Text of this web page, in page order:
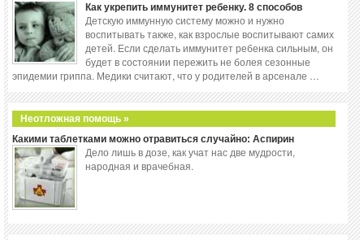
Как укрепить иммунитет ребенку. 8 способов
Детскую иммунную систему можно и нужно
воспитывать также, как взрослые воспитывают самих
детей. Если сделать иммунитет ребенка сильным, он
будет в состоянии пережить не болея сезонные
эпидемии гриппа. Медики считают, что у родителей в арсенале …
Неотложная помощь »
Какими таблетками можно отравиться случайно: Аспирин
Дело лишь в дозе, как учат нас две мудрости,
народная и врачебная.